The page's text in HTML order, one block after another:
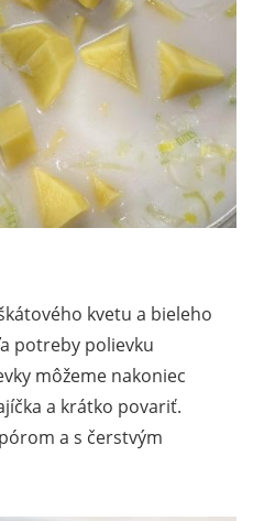
kvetu a bieleho
potreby polievku
môžeme nakoniec
a krátko povariť.
a s čerstvým